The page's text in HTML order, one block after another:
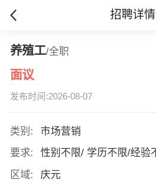
招聘详情
养殖工/全职
面议
发布时间:2026-08-07
类别:
市场营销
要求:
性别不限/ 学历不限/经验
区域:
庆元